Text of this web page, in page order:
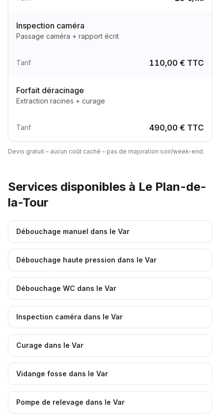
Inspection caméra
Passage caméra + rapport écrit
Tarif 110,00 € TTC
Forfait déracinage
Extraction racines + curage
Tarif 490,00 € TTC
Devis gratuit – aucun coût caché – pas de majoration soir/week-end.
Services disponibles à Le Plan-de-
la-Tour
Débouchage manuel dans le Var
Débouchage haute pression dans le Var
Débouchage WC dans le Var
Inspection caméra dans le Var
Curage dans le Var
Vidange fosse dans le Var
Pompe de relevage dans le Var